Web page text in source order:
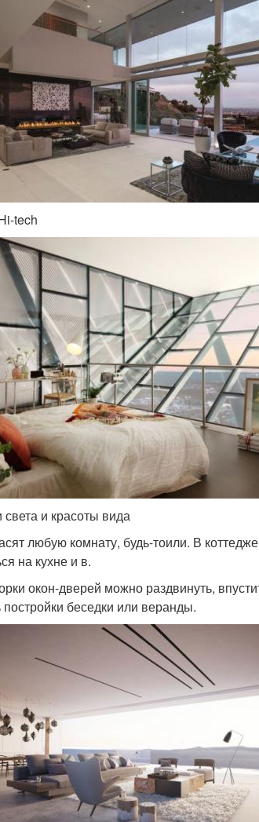
tech
и красоты вида
любую комнату, будь-тоили. В
на кухне и в.
окон-дверей можно раздвинуть,
беседки или веранды.